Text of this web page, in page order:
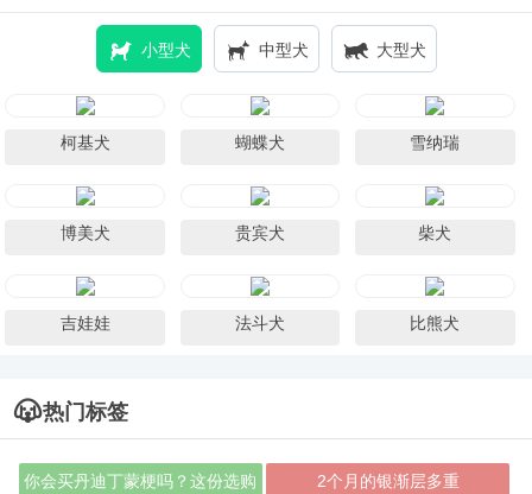
小型犬 中型犬 大型犬
柯基犬 蝴蝶犬 雪纳瑞
博美犬 贵宾犬 柴犬
吉娃娃 法斗犬 比熊犬
热门标签
你会买丹迪丁蒙梗吗？这份选购
2个月的银渐层多重